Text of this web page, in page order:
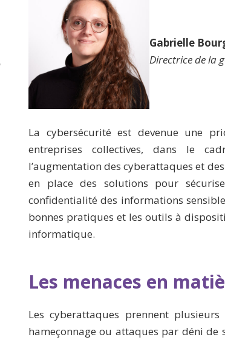
Gabrielle
Directrice de la
La cybersécurité est devenue une
entreprises collectives, dans le
l’augmentation des cyberattaques et
en place des solutions pour
confidentialité des informations
bonnes pratiques et les outils à
informatique.
Les menaces en
Les cyberattaques prennent
hameçonnage ou attaques par déni de